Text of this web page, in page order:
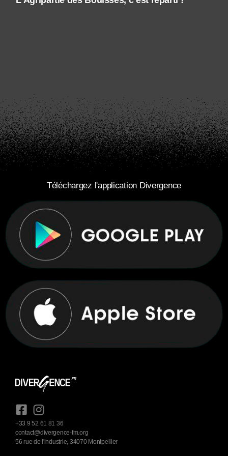
Téléchargez l'application Divergence
+33 9 52 61 81 36
contact@divergence-fm.org
56 rue de l'industrie, 34070 Montpellier